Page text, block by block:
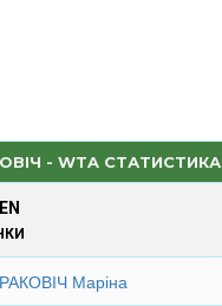
- WTA СТАТИСТИКА
Маріна